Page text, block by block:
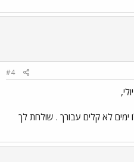
#4
ימים לא קלים עבורך . שולחת לך